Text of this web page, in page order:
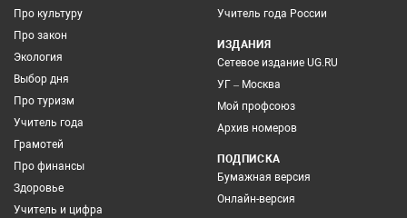
Про культуру
Про закон
Экология
Выбор дня
Про туризм
Учитель года
Грамотей
Про финансы
Здоровье
Учитель и цифра
Учитель года России
ИЗДАНИЯ
Сетевое издание UG.RU
УГ – Москва
Мой профсоюз
Архив номеров
ПОДПИСКА
Бумажная версия
Онлайн-версия